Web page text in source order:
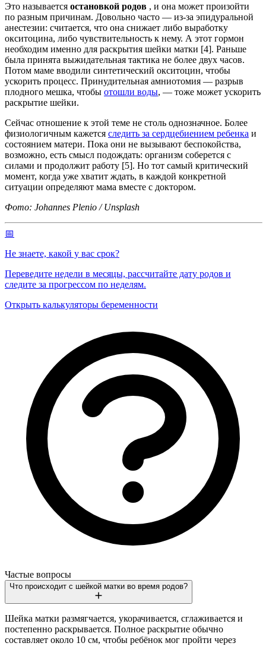
Это называется остановкой родов , и она может произойти
по разным причинам. Довольно часто — из-за эпидуральной
анестезии: считается, что она снижает либо выработку
окситоцина, либо чувствительность к нему. А этот гормон
необходим именно для раскрытия шейки матки [4]. Раньше
была принята выжидательная тактика не более двух часов.
Потом маме вводили синтетический окситоцин, чтобы
ускорить процесс. Принудительная амниотомия — разрыв
плодного мешка, чтобы отошли воды, — тоже может ускорить
раскрытие шейки.
Сейчас отношение к этой теме не столь однозначное. Более
физиологичным кажется следить за сердцебиением ребенка и
состоянием матери. Пока они не вызывают беспокойства,
возможно, есть смысл подождать: организм соберется с
силами и продолжит работу [5]. Но тот самый критический
момент, когда уже хватит ждать, в каждой конкретной
ситуации определяют мама вместе с доктором.
Фото: Johannes Plenio / Unsplash
📅
Не знаете, какой у вас срок?
Переведите недели в месяцы, рассчитайте дату родов и
следите за прогрессом по неделям.
Открыть калькуляторы беременности
Частые вопросы
Что происходит с шейкой матки во время родов?
Шейка матки размягчается, укорачивается, сглаживается и
постепенно раскрывается. Полное раскрытие обычно
составляет около 10 см, чтобы ребёнок мог пройти через